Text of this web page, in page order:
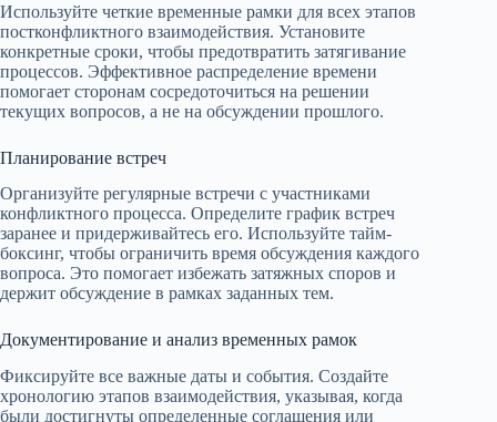
Используйте четкие временные рамки для всех этапов
постконфликтного взаимодействия. Установите
конкретные сроки, чтобы предотвратить затягивание
процессов. Эффективное распределение времени
помогает сторонам сосредоточиться на решении
текущих вопросов, а не на обсуждении прошлого.
Планирование встреч
Организуйте регулярные встречи с участниками
конфликтного процесса. Определите график встреч
заранее и придерживайтесь его. Используйте тайм-
боксинг, чтобы ограничить время обсуждения каждого
вопроса. Это помогает избежать затяжных споров и
держит обсуждение в рамках заданных тем.
Документирование и анализ временных рамок
Фиксируйте все важные даты и события. Создайте
хронологию этапов взаимодействия, указывая, когда
были достигнуты определенные соглашения или